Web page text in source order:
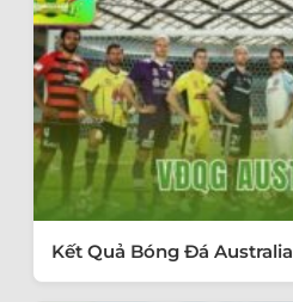
Kết Quả Bóng Đá Australia